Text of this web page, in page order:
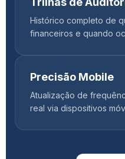
Histórico completo de
financeiros e quando
Precisão Mobile
Atualização de
real via dispositivos